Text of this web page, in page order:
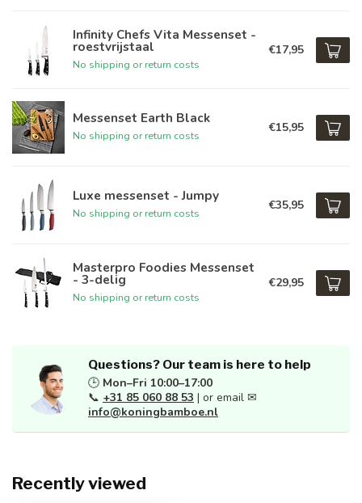
Infinity Chefs Vita Messenset -
roestvrijstaal
No shipping or return costs
€17,95
Messenset Earth Black
No shipping or return costs
€15,95
Luxe messenset - Jumpy
No shipping or return costs
€35,95
Masterpro Foodies Messenset
- 3-delig
No shipping or return costs
€29,95
Questions? Our team is here to help
🕒 Mon–Fri 10:00–17:00
📞 +31 85 060 88 53 | or email ✉
info@koningbamboe.nl
Recently viewed